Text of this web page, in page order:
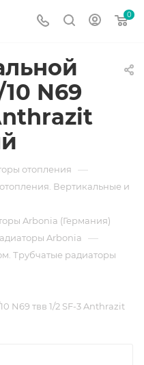
0
N69
отопления —
Вертикальные и
Arbonia (Германия)
Arbonia —
Трубчатые радиаторы
N69 твв 1/2 SF-3 Anthrazit